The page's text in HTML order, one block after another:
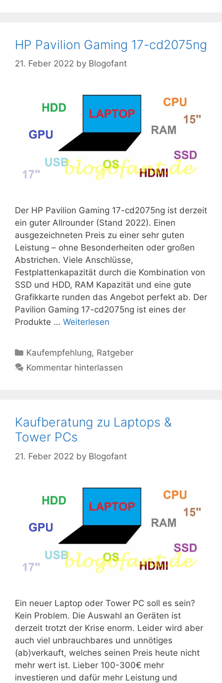
HP Pavilion Gaming 17-cd2075ng
21. Feber 2022 by Blogofant
Der HP Pavilion Gaming 17-cd2075ng ist derzeit
ein guter Allrounder (Stand 2022). Einen
ausgezeichneten Preis zu einer sehr guten
Leistung – ohne Besonderheiten oder großen
Abstrichen. Viele Anschlüsse,
Festplattenkapazität durch die Kombination von
SSD und HDD, RAM Kapazität und eine gute
Grafikkarte runden das Angebot perfekt ab. Der
Pavilion Gaming 17-cd2075ng ist eines der
Produkte … Weiterlesen
Kategorien
Kaufempfehlung, Ratgeber
Kommentar hinterlassen
Kaufberatung zu Laptops &
Tower PCs
21. Feber 2022 by Blogofant
Ein neuer Laptop oder Tower PC soll es sein?
Kein Problem. Die Auswahl an Geräten ist
derzeit trotzt der Krise enorm. Leider wird aber
auch viel unbrauchbares und unnötiges
(ab)verkauft, welches seinen Preis heute nicht
mehr wert ist. Lieber 100-300€ mehr
investieren und dafür mehr Leistung und